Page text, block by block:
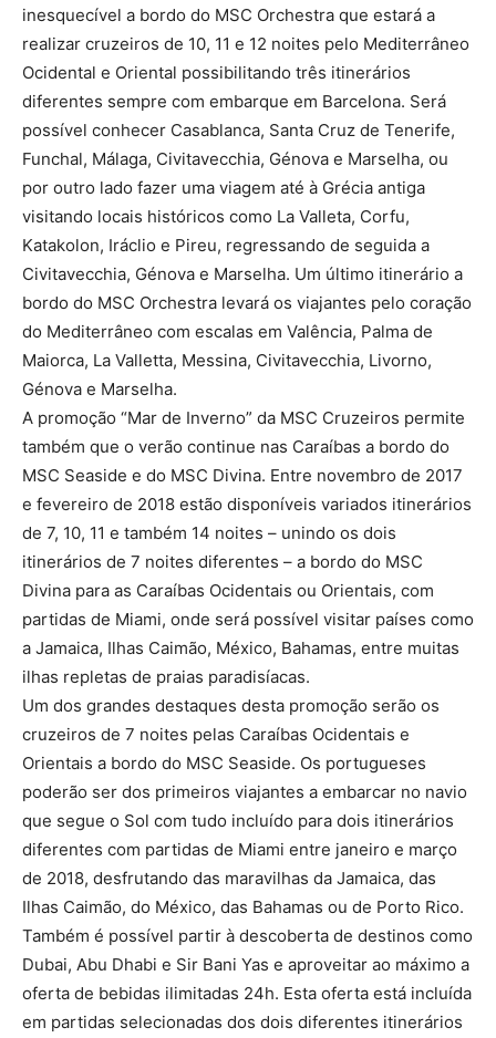
inesquecível a bordo do MSC Orchestra que estará a
realizar cruzeiros de 10, 11 e 12 noites pelo Mediterrâneo
Ocidental e Oriental possibilitando três itinerários
diferentes sempre com embarque em Barcelona. Será
possível conhecer Casablanca, Santa Cruz de Tenerife,
Funchal, Málaga, Civitavecchia, Génova e Marselha, ou
por outro lado fazer uma viagem até à Grécia antiga
visitando locais históricos como La Valleta, Corfu,
Katakolon, Iráclio e Pireu, regressando de seguida a
Civitavecchia, Génova e Marselha. Um último itinerário a
bordo do MSC Orchestra levará os viajantes pelo coração
do Mediterrâneo com escalas em Valência, Palma de
Maiorca, La Valletta, Messina, Civitavecchia, Livorno,
Génova e Marselha.
A promoção “Mar de Inverno” da MSC Cruzeiros permite
também que o verão continue nas Caraíbas a bordo do
MSC Seaside e do MSC Divina. Entre novembro de 2017
e fevereiro de 2018 estão disponíveis variados itinerários
de 7, 10, 11 e também 14 noites – unindo os dois
itinerários de 7 noites diferentes – a bordo do MSC
Divina para as Caraíbas Ocidentais ou Orientais, com
partidas de Miami, onde será possível visitar países como
a Jamaica, Ilhas Caimão, México, Bahamas, entre muitas
ilhas repletas de praias paradisíacas.
Um dos grandes destaques desta promoção serão os
cruzeiros de 7 noites pelas Caraíbas Ocidentais e
Orientais a bordo do MSC Seaside. Os portugueses
poderão ser dos primeiros viajantes a embarcar no navio
que segue o Sol com tudo incluído para dois itinerários
diferentes com partidas de Miami entre janeiro e março
de 2018, desfrutando das maravilhas da Jamaica, das
Ilhas Caimão, do México, das Bahamas ou de Porto Rico.
Também é possível partir à descoberta de destinos como
Dubai, Abu Dhabi e Sir Bani Yas e aproveitar ao máximo a
oferta de bebidas ilimitadas 24h. Esta oferta está incluída
em partidas selecionadas dos dois diferentes itinerários